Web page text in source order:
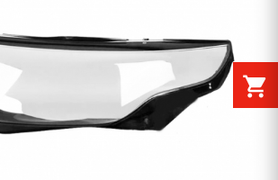
shopping_cart